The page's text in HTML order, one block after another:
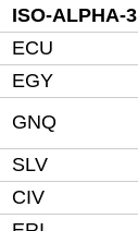
ISO-ALPHA-3
ECU
EGY
GNQ
SLV
CIV